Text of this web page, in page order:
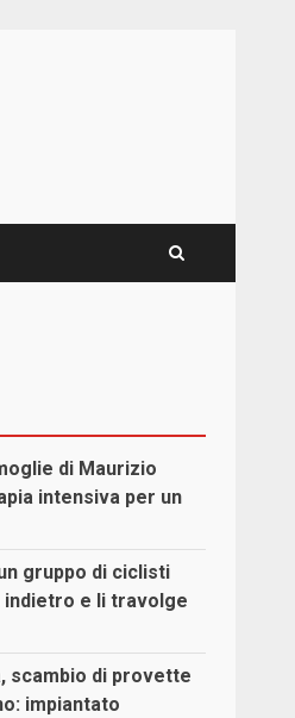
di Maurizio
intensiva per un
gruppo di ciclisti
indietro e li travolge
scambio di provette
impiantato